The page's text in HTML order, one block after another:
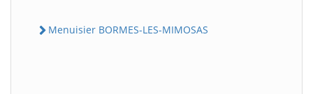
Menuisier BORMES-LES-MIMOSAS